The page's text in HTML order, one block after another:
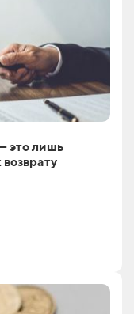
это лишь